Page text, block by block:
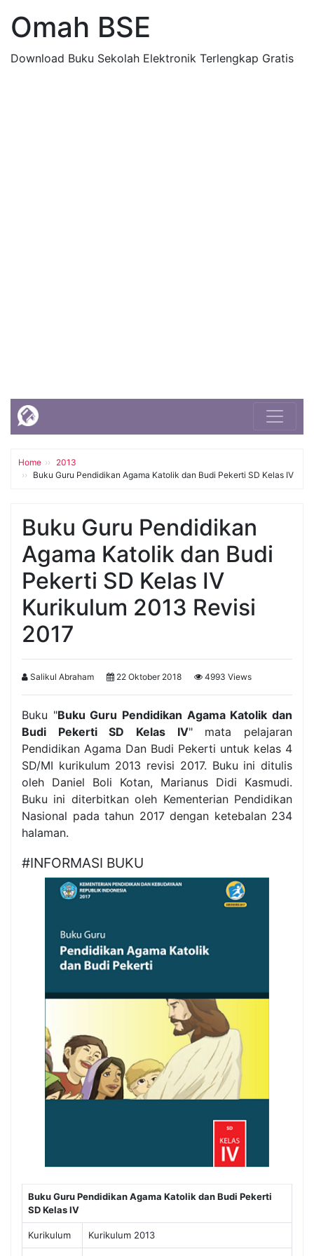
Omah BSE
Download Buku Sekolah Elektronik Terlengkap Gratis
Home
2013
Buku Guru Pendidikan Agama Katolik dan Budi Pekerti SD Kelas IV
Buku Guru Pendidikan
Agama Katolik dan Budi
Pekerti SD Kelas IV
Kurikulum 2013 Revisi
2017
Salikul Abraham 22 Oktober 2018 4993 Views
Buku "Buku Guru Pendidikan Agama Katolik dan
Budi Pekerti SD Kelas IV" mata pelajaran
Pendidikan Agama Dan Budi Pekerti untuk kelas 4
SD/MI kurikulum 2013 revisi 2017. Buku ini ditulis
oleh Daniel Boli Kotan, Marianus Didi Kasmudi.
Buku ini diterbitkan oleh Kementerian Pendidikan
Nasional pada tahun 2017 dengan ketebalan 234
halaman.
#INFORMASI BUKU
Buku Guru Pendidikan Agama Katolik dan Budi Pekerti
SD Kelas IV
Kurikulum Kurikulum 2013